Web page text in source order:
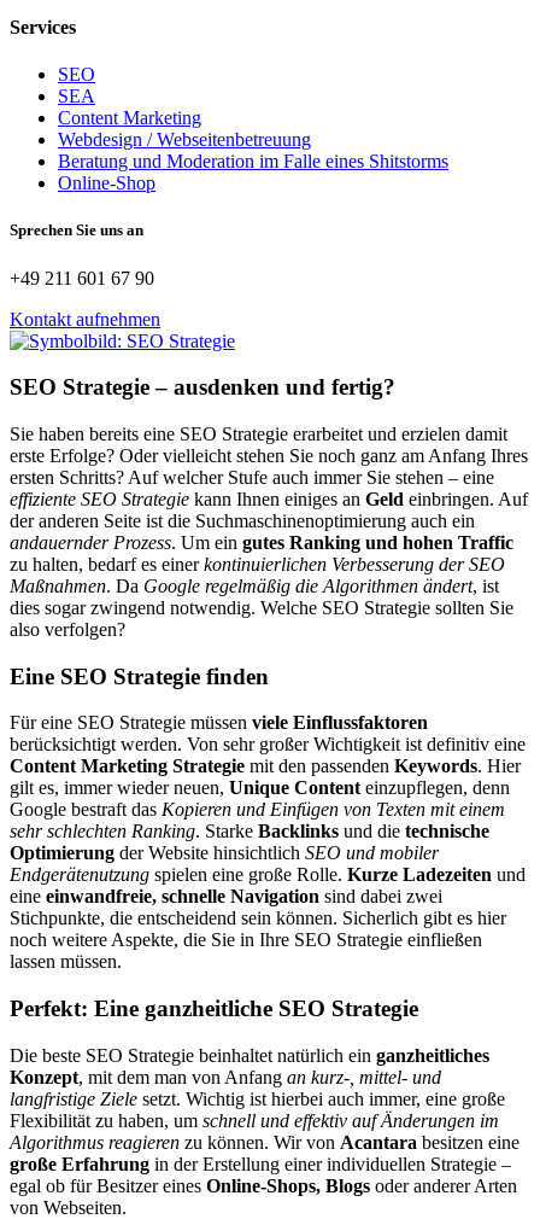
Services
SEO
SEA
Content Marketing
Webdesign / Webseitenbetreuung
Beratung und Moderation im Falle eines Shitstorms
Online-Shop
Sprechen Sie uns an
+49 211 601 67 90
Kontakt aufnehmen
SEO Strategie – ausdenken und fertig?
Sie haben bereits eine SEO Strategie erarbeitet und erzielen damit
erste Erfolge? Oder vielleicht stehen Sie noch ganz am Anfang Ihres
ersten Schritts? Auf welcher Stufe auch immer Sie stehen – eine
effiziente SEO Strategie kann Ihnen einiges an Geld einbringen. Auf
der anderen Seite ist die Suchmaschinenoptimierung auch ein
andauernder Prozess. Um ein gutes Ranking und hohen Traffic
zu halten, bedarf es einerkontinuierlichen Verbesserung der SEO
Maßnahmen. Da Google regelmäßig die Algorithmen ändert, ist
dies sogar zwingend notwendig. Welche SEO Strategie sollten Sie
also verfolgen?
Eine SEO Strategie finden
Für eine SEO Strategie müssen viele Einflussfaktoren
berücksichtigt werden. Von sehr großer Wichtigkeit ist definitiv eine
Content Marketing Strategie mit den passenden Keywords. Hier
gilt es, immer wieder neuen, Unique Contenteinzupflegen, denn
Google bestraft das Kopieren und Einfügen von Texten mit einem
sehr schlechten Ranking. Starke Backlinks und die technische
Optimierung der Website hinsichtlich SEO und mobiler
Endgerätenutzung spielen eine große Rolle. Kurze Ladezeiten und
eine einwandfreie, schnelle Navigation sind dabei zwei
Stichpunkte, die entscheidend sein können. Sicherlich gibt es hier
noch weitere Aspekte, die Sie in Ihre SEO Strategie einfließen
lassen müssen.
Perfekt: Eine ganzheitliche SEO Strategie
Die beste SEO Strategie beinhaltet natürlich ein ganzheitliches
Konzept, mit dem man von Anfang an kurz-, mittel- und
langfristige Ziele setzt. Wichtig ist hierbei auch immer, eine große
Flexibilität zu haben, um schnell und effektiv auf Änderungen im
Algorithmus reagieren zu können. Wir von Acantara besitzen eine
große Erfahrung in der Erstellung einer individuellen Strategie –
egal ob für Besitzer eines Online-Shops, Blogs oder anderer Arten
von Webseiten.